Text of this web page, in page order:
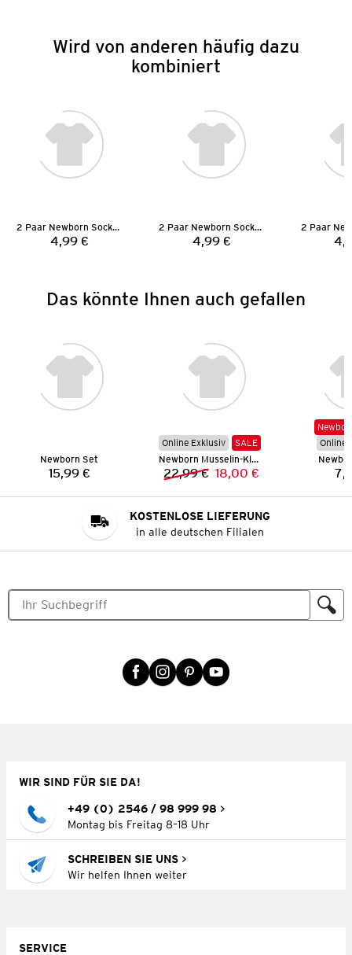
Wird von anderen häufig dazu
kombiniert
2 Paar Newborn Socken
Preis:
4,99 €
2 Paar Newborn Socken
Preis:
4,99 €
Das könnte Ihnen auch gefallen
Newborn Set
Preis:
15,99 €
Online Exklusiv
SALE
Newborn Musselin-Kleid mit Shorts
Vorheriger Preis:
22,99 € Neuer Preis:
18,00 €
Online
KOSTENLOSE LIEFERUNG
in alle deutschen Filialen
WIR SIND FÜR SIE DA!
+49 (0) 2546 / 98 999 98
Montag bis Freitag 8–18 Uhr
SCHREIBEN SIE UNS
Wir helfen Ihnen weiter
SERVICE